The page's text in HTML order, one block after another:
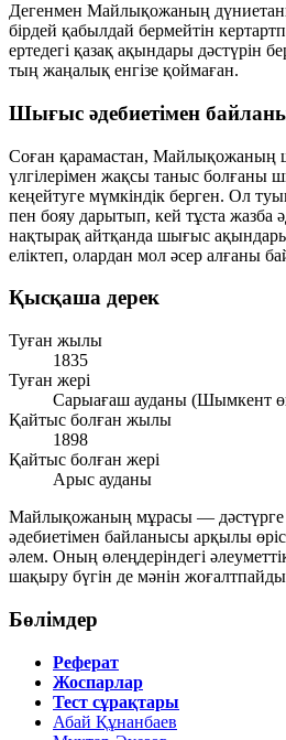
Дегенмен Майлықожаның
бірдей қабылдай бермейтін
ертедегі қазақ ақындары дәстүрін
тың жаңалық енгізе қоймаған.
Шығыс әдебиетімен
Соған қарамастан, Майлықожаның
үлгілерімен жақсы таныс болғаны
кеңейтуге мүмкіндік берген. Ол
пен бояу дарытып, кей тұста жазба
нақтырақ айтқанда шығыс
еліктеп, олардан мол әсер алғаны
Қысқаша дерек
Туған жылы
1835
Туған жері
Сарыағаш ауданы (Шымкент
Қайтыс болған жылы
1898
Қайтыс болған жері
Арыс ауданы
Майлықожаның мұрасы — дәстүрге
әдебиетімен байланысы арқылы
әлем. Оның өлеңдеріндегі
шақыру бүгін де мәнін
Бөлімдер
Реферат
Жоспарлар
Тест сұрақтары
Абай Құнанбаев